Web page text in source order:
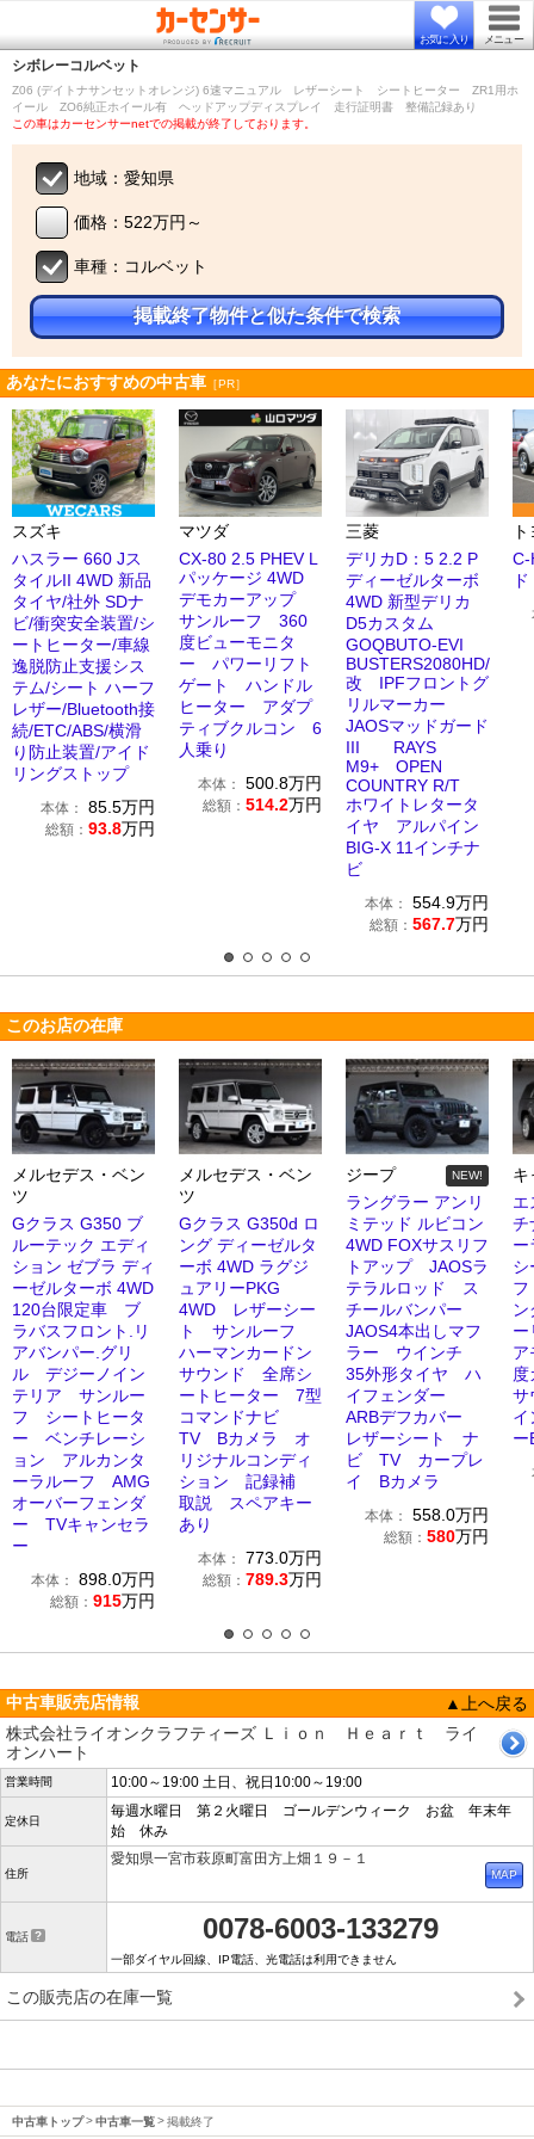
お気に入り メニュー
シボレーコルベット
Z06 (デイトナサンセットオレンジ) 6速マニュアル レザーシート シートヒーター ZR1用ホ
イール ZO6純正ホイール有 ヘッドアップディスプレイ 走行証明書 整備記録あり
この車はカーセンサーnetでの掲載が終了しております。
地域：愛知県
価格：522万円～
車種：コルベット
掲載終了物件と似た条件で検索
あなたにおすすめの中古車 ［PR］
スズキ
ハスラー 660 Jス
タイルII 4WD 新品
タイヤ/社外 SDナ
ビ/衝突安全装置/シ
ートヒーター/車線
逸脱防止支援シス
テム/シート ハーフ
レザー/Bluetooth接
続/ETC/ABS/横滑
り防止装置/アイド
リングストップ
本体： 85.5万円
総額： 93.8万円
マツダ
CX-80 2.5 PHEV L
パッケージ 4WD
デモカーアップ
サンルーフ 360
度ビューモニタ
ー パワーリフト
ゲート ハンドル
ヒーター アダプ
ティブクルコン 6
人乗り
本体： 500.8万円
総額： 514.2万円
三菱
デリカD：5 2.2 P
ディーゼルターボ
4WD 新型デリカ
D5カスタム
GOQBUTO-EVI
BUSTERS2080HD/
改 IPFフロントグ
リルマーカー
JAOSマッドガード
III RAYS
M9+ OPEN
COUNTRY R/T
ホワイトレタータ
イヤ アルパイン
BIG-X 11インチナ
ビ
本体： 554.9万円
総額： 567.7万円
C-
このお店の在庫
メルセデス・ベン
ツ
Gクラス G350 ブ
ルーテック エディ
ション ゼブラ ディ
ーゼルターボ 4WD
120台限定車 ブ
ラバスフロント.リ
アバンパー.グリ
ル デジーノイン
テリア サンルー
フ シートヒータ
ー ベンチレーシ
ョン アルカンタ
ーラルーフ AMG
オーバーフェンダ
ー TVキャンセラ
ー
本体： 898.0万円
総額： 915万円
メルセデス・ベン
ツ
Gクラス G350d ロ
ング ディーゼルタ
ーボ 4WD ラグジ
ュアリーPKG
4WD レザーシー
ト サンルーフ
ハーマンカードン
サウンド 全席シ
ートヒーター 7型
コマンドナビ
TV Bカメラ オ
リジナルコンディ
ション 記録補
取説 スペアキー
あり
本体： 773.0万円
総額： 789.3万円
ジープ NEW!
ラングラー アンリ
ミテッド ルビコン
4WD FOXサスリフ
トアップ JAOSラ
テラルロッド ス
チールバンパー
JAOS4本出しマフ
ラー ウインチ
35外形タイヤ ハ
イフェンダー
ARBデフカバー
レザーシート ナ
ビ TV カープレ
イ Bカメラ
本体： 558.0万円
総額： 580万円
キ
エ
チ
ー
中古車販売店情報
▲上へ戻る
株式会社ライオンクラフティーズ Ｌｉｏｎ Ｈｅａｒｔ ライ
オンハート
営業時間 10:00～19:00 土日、祝日10:00～19:00
定休日
毎週水曜日 第２火曜日 ゴールデンウィーク お盆 年末年
始 休み
住所
愛知県一宮市萩原町富田方上畑１９－１
電話 0078-6003-133279
一部ダイヤル回線、IP電話、光電話は利用できません
この販売店の在庫一覧
中古車トップ 中古車一覧 掲載終了